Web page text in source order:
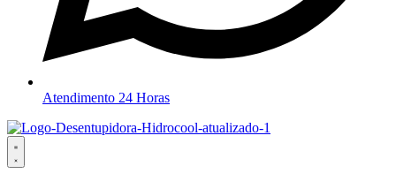
Atendimento 24 Horas